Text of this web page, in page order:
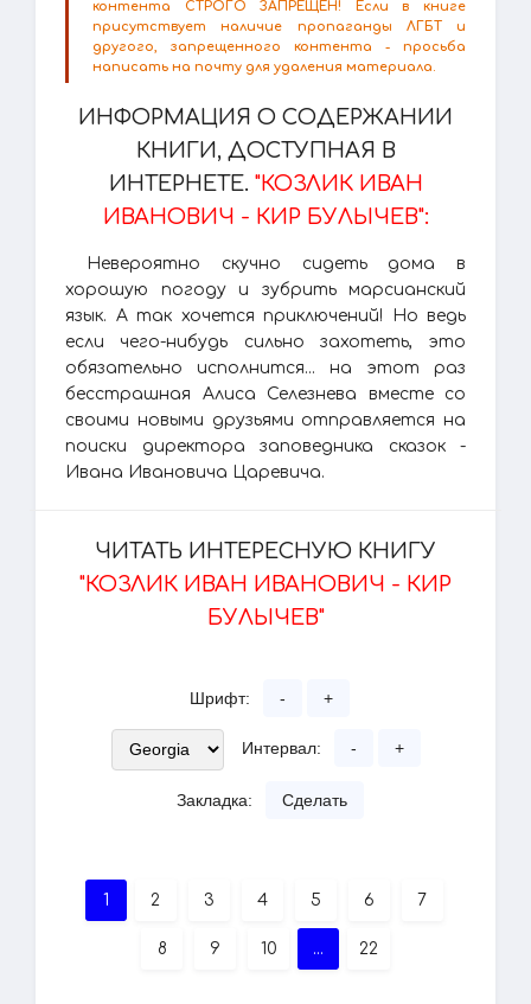
контента СТРОГО ЗАПРЕЩЕН! Если в книге
присутствует наличие пропаганды ЛГБТ и
другого, запрещенного контента - просьба
написать на почту для удаления материала.
ИНФОРМАЦИЯ О СОДЕРЖАНИИ
КНИГИ, ДОСТУПНАЯ В
ИНТЕРНЕТЕ. "КОЗЛИК ИВАН
ИВАНОВИЧ - КИР БУЛЫЧЕВ":
Невероятно скучно сидеть дома в
хорошую погоду и зубрить марсианский
язык. А так хочется приключений! Но ведь
если чего-нибудь сильно захотеть, это
обязательно исполнится... на этот раз
бесстрашная Алиса Селезнева вместе со
своими новыми друзьями отправляется на
поиски директора заповедника сказок -
Ивана Ивановича Царевича.
ЧИТАТЬ ИНТЕРЕСНУЮ КНИГУ
"КОЗЛИК ИВАН ИВАНОВИЧ - КИР
БУЛЫЧЕВ"
Шрифт: - +
Интервал: - +
Закладка: Сделать
1 2 3 4 5 6 7
8 9 10 ... 22